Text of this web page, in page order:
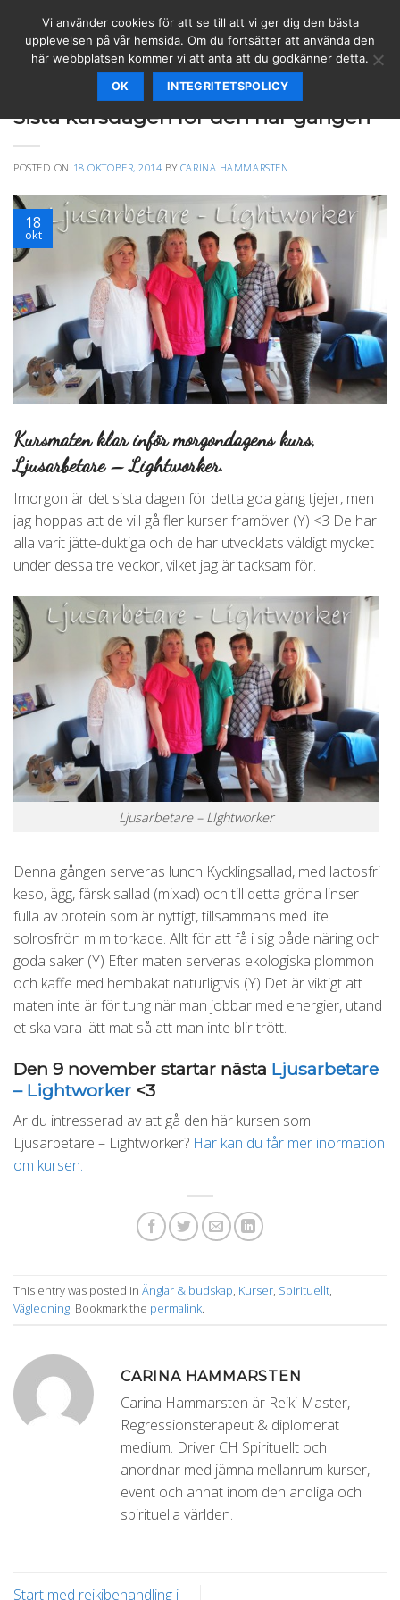
content
ÄNGLAR & BUDSKAP, KURSER,SPIRITUELLT ,VÄGLEDNING
Sista kursdagen för den här gången
POSTED ON 18 OKTOBER, 2014 BY CARINA HAMMARSTEN
18
okt
Kursmaten klar inför morgondagens kurs,
Ljusarbetare – Lightworker.
Imorgon är det sista dagen för detta goa gäng tjejer, men
jag hoppas att de vill gå fler kurser framöver (Y) <3 De har
alla varit jätte-duktiga och de har utvecklats väldigt mycket
under dessa tre veckor, vilket jag är tacksam för.
Ljusarbetare – LIghtworker
Denna gången serveras lunch Kycklingsallad, med lactosfri
keso, ägg, färsk sallad (mixad) och till detta gröna linser
fulla av protein som är nyttigt, tillsammans med lite
solrosfrön m m torkade. Allt för att få i sig både näring och
goda saker (Y) Efter maten serveras ekologiska plommon
och kaffe med hembakat naturligtvis (Y) Det är viktigt att
maten inte är för tung när man jobbar med energier, utand
et ska vara lätt mat så att man inte blir trött.
Den 9 november startar nästa Ljusarbetare
– Lightworker <3
Är du intresserad av att gå den här kursen som
Ljusarbetare – Lightworker? Här kan du får mer inormation
om kursen.
This entry was posted in Änglar & budskap, Kurser, Spirituellt,
Vägledning. Bookmark the permalink.
CARINA HAMMARSTEN
Carina Hammarsten är Reiki Master,
Regressionsterapeut & diplomerat
medium. Driver CH Spirituellt och
anordnar med jämna mellanrum kurser,
event och annat inom den andliga och
spirituella världen.
Start med reikibehandling i
Vi använder cookies för att se till att vi ger dig den bästa
upplevelsen på vår hemsida. Om du fortsätter att använda den
här webbplatsen kommer vi att anta att du godkänner detta.
OK INTEGRITETSPOLICY